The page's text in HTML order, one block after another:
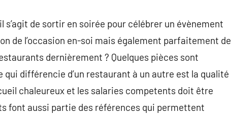
de sortir en soirée pour célébrer un évènement
de l’occasion en-soi mais également parfaitement de
dernièrement ? Quelques pièces sont
différencie d’un restaurant à un autre est la qualité
chaleureux et les salaries competents doit être
font aussi partie des références qui permettent